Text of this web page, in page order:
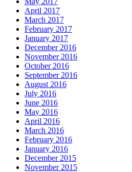
April 2017
March 2017
February 2017
January 2017
December 2016
November 2016
October 2016
September 2016
August 2016
July 2016
June 2016
May 2016
April 2016
March 2016
February 2016
January 2016
December 2015
November 2015